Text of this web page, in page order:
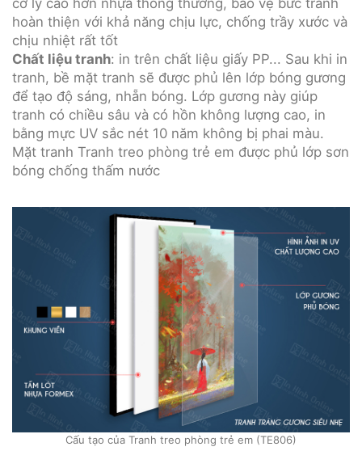
hoàn thiện với khả năng chịu lực, chống trầy xước và
chịu nhiệt rất tốt
Chất liệu tranh: in trên chất liệu giấy PP... Sau khi in
tranh, bề mặt tranh sẽ được phủ lên lớp bóng gương
để tạo độ sáng, nhẵn bóng. Lớp gương này giúp
tranh có chiều sâu và có hồn không lượng cao, in
bằng mực UV sắc nét 10 năm không bị phai màu.
Mặt tranh Tranh treo phòng trẻ em được phủ lớp sơn
bóng chống thấm nước
Cấu tạo của Tranh treo phòng trẻ em (TE806)